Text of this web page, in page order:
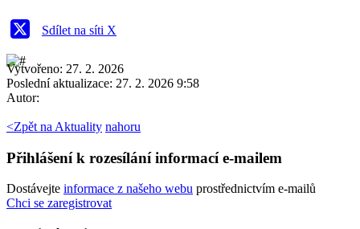
Sdílet na síti X
Vytvořeno: 27. 2. 2026
Poslední aktualizace: 27. 2. 2026 9:58
Autor:
<Zpět na Aktuality nahoru
Přihlášení k rozesílání informací e-mailem
Dostávejte informace z našeho webu prostřednictvím e-mailů
Chci se zaregistrovat